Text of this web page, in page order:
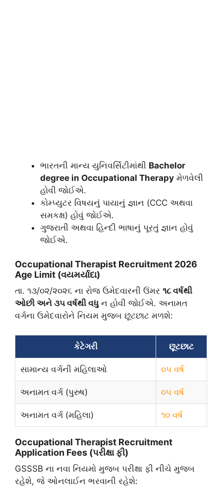
​ભારતની માન્ય યુનિવર્સિટીમાંથી Bachelor
degree in Occupational Therapy મેળવેલી
હોવી જોઈએ.
​કોમ્પ્યુટર વિષયનું પાયાનું જ્ઞાન (CCC અથવા
સમકક્ષ) હોવું જોઈએ.
​ગુજરાતી અથવા હિન્દી ભાષાનું પૂરતું જ્ઞાન હોવું
જોઈએ.
​Occupational Therapist Recruitment 2026
Age Limit (વયમર્યાદા)
​તા. ૧૩/૦૨/૨૦૨૬ ના રોજ ઉમેદવારની ઉંમર ૧૮ વર્ષથી
ઓછી અને ૩૫ વર્ષથી વધુન હોવી જોઈએ. અનામત
વર્ગના ઉમેદવારોને નિયમ મુજબ છૂટછાટ મળશે:
કેટેગરી છૂટછાટ
સામાન્ય વર્ગની મહિલાઓ ૦૫ વર્ષ
અનામત વર્ગ (પુરુષ) ૦૫ વર્ષ
અનામત વર્ગ (મહિલા) ૧૦ વર્ષ
​Occupational Therapist Recruitment
Application Fees (પરીક્ષા ફી)
​GSSSB ના નવા નિયમો મુજબ પરીક્ષા ફી નીચે મુજબ
રહેશે, જે ઓનલાઈન ભરવાની રહેશે: